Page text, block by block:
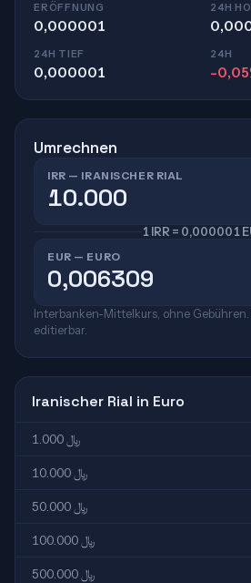
ERÖFFNUNG
0,000001
24H
24H TIEF
0,000001
24H
-
Umrechnen
IRR — IRANISCHER RIAL
1 IRR = 0,000001
EUR — EURO
Interbanken-Mittelkurs, ohne Gebühren.
editierbar.
Iranischer Rial in Euro
1.000 ﷼
10.000 ﷼
50.000 ﷼
100.000 ﷼
500.000 ﷼